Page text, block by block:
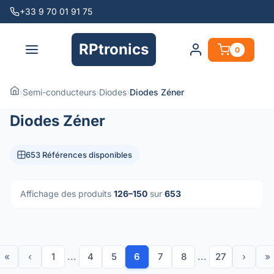
+33 9 70 01 91 75
RPtronics 0
›Semi-conducteurs›Diodes›Diodes Zéner
Diodes Zéner
653 Références disponibles
Affichage des produits 126–150 sur 653
« ‹ 1 ... 4 5 6 7 8 ... 27 › »